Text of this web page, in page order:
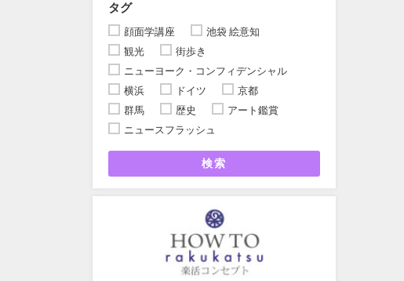
タグ
顔面学講座
池袋 絵意知
観光
街歩き
ニューヨーク・コンフィデンシャル
横浜
ドイツ
京都
群馬
歴史
アート鑑賞
ニュースフラッシュ
検索